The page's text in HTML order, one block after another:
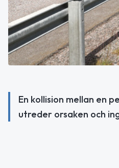
En kollision mellan en
utreder orsaken och